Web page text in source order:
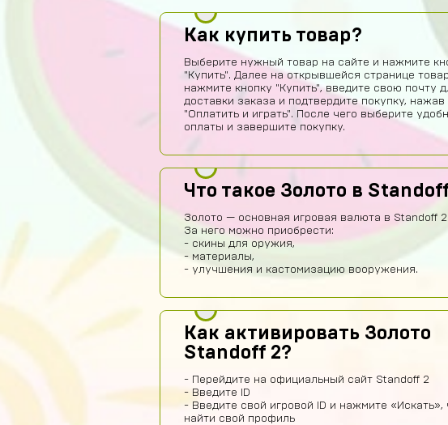
Как купить товар?
Выберите нужный товар на сайте и нажмите
"Купить". Далее на открывшейся странице
нажмите кнопку "Купить", введите свою почту
доставки заказа и подтвердите покупку, нажав
"Оплатить и играть". После чего выберите
оплаты и завершите покупку.
Что такое Золото в
Золото — основная игровая валюта в Standoff 2.
За него можно приобрести:
- скины для оружия,
- материалы,
- улучшения и кастомизацию вооружения.
Как активировать Золото
Standoff 2?
- Перейдите на официальный сайт Standoff 2
- Введите ID
- Введите свой игровой ID и нажмите «Искать»,
найти свой профиль